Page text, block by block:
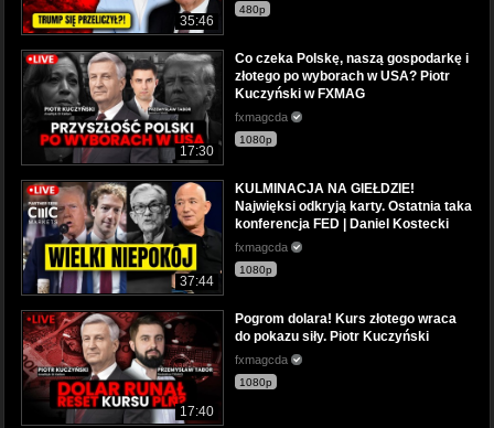
35:46
480p
17:30
Co czeka Polskę, naszą gospodarkę i
złotego po wyborach w USA? Piotr
Kuczyński w FXMAG
fxmagcda
1080p
37:44
KULMINACJA NA GIEŁDZIE!
Najwięksi odkryją karty. Ostatnia taka
konferencja FED | Daniel Kostecki
fxmagcda
1080p
17:40
Pogrom dolara! Kurs złotego wraca
do pokazu siły. Piotr Kuczyński
fxmagcda
1080p